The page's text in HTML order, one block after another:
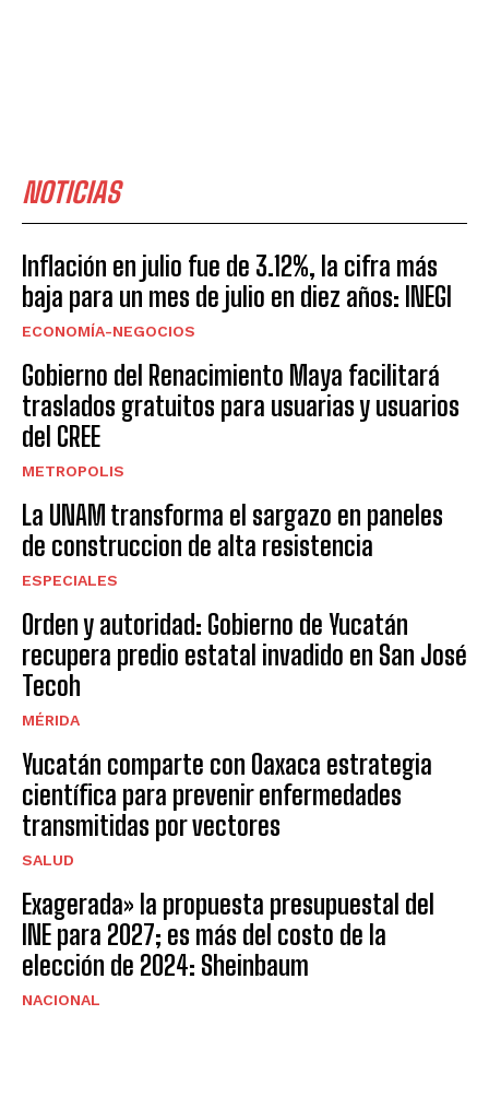
NOTICIAS
Inflación en julio fue de 3.12%, la cifra más
baja para un mes de julio en diez años: INEGI
ECONOMÍA-NEGOCIOS
Gobierno del Renacimiento Maya facilitará
traslados gratuitos para usuarias y usuarios
del CREE
METROPOLIS
La UNAM transforma el sargazo en paneles
de construccion de alta resistencia
ESPECIALES
Orden y autoridad: Gobierno de Yucatán
recupera predio estatal invadido en San José
Tecoh
MÉRIDA
Yucatán comparte con Oaxaca estrategia
científica para prevenir enfermedades
transmitidas por vectores
SALUD
Exagerada» la propuesta presupuestal del
INE para 2027; es más del costo de la
elección de 2024: Sheinbaum
NACIONAL